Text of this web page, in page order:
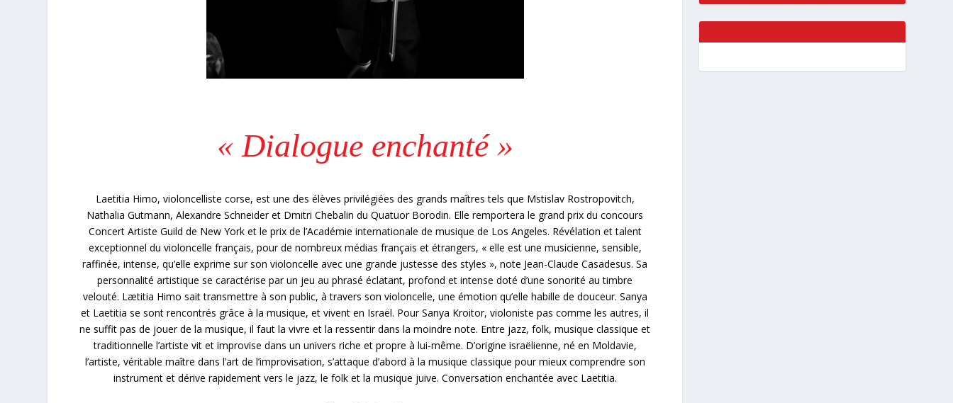
« Dialogue enchanté »
Laetitia Himo, violoncelliste corse, est une des élèves privilégiées des grands maîtres tels que Mstislav Rostropovitch,
Nathalia Gutmann, Alexandre Schneider et Dmitri Chebalin du Quatuor Borodin. Elle remportera le grand prix du concours
Concert Artiste Guild de New York et le prix de l’Académie internationale de musique de Los Angeles. Révélation et talent
exceptionnel du violoncelle français, pour de nombreux médias français et étrangers, « elle est une musicienne, sensible,
raffinée, intense, qu’elle exprime sur son violoncelle avec une grande justesse des styles », note Jean-Claude Casadesus. Sa
personnalité artistique se caractérise par un jeu au phrasé éclatant, profond et intense doté d’une sonorité au timbre
velouté. Lætitia Himo sait transmettre à son public, à travers son violoncelle, une émotion qu’elle habille de douceur. Sanya
et Laetitia se sont rencontrés grâce à la musique, et vivent en Israël. Pour Sanya Kroitor, violoniste pas comme les autres, il
ne suffit pas de jouer de la musique, il faut la vivre et la ressentir dans la moindre note. Entre jazz, folk, musique classique et
traditionnelle l’artiste vit et improvise dans un univers riche et propre à lui-même. D’origine israëlienne, né en Moldavie,
l’artiste, véritable maître dans l’art de l’improvisation, s’attaque d’abord à la musique classique pour mieux comprendre son
instrument et dérive rapidement vers le jazz, le folk et la musique juive. Conversation enchantée avec Laetitia.